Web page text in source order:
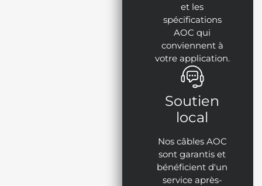
et les
spécifications
AOC qui
conviennent à
votre application.
Soutien
local
Nos câbles AOC
sont garantis et
bénéficient d'un
service après-